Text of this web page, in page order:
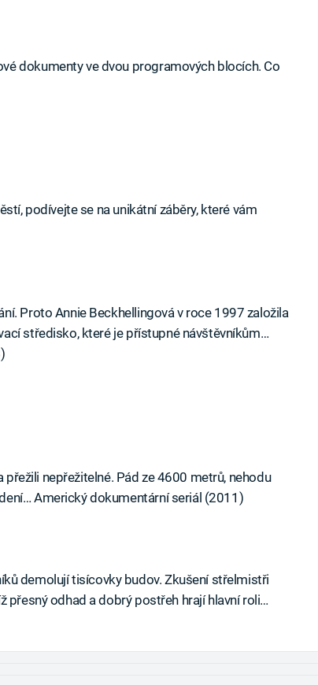
dokumenty ve dvou programových blocích. Co
podívejte se na unikátní záběry, které vám
Proto Annie Beckhellingová v roce 1997 založila
středisko, které je přístupné návštěvníkům…
nepřežitelné. Pád ze 4600 metrů, nehodu
Americký dokumentární seriál (2011)
demolují tisícovky budov. Zkušení střelmistři
přesný odhad a dobrý postřeh hrají hlavní roli…